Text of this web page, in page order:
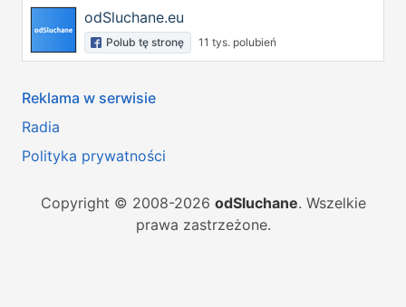
odSluchane.eu
Polub tę stronę 11 tys. polubień
Reklama w serwisie
Radia
Polityka prywatności
Copyright © 2008-2026 odSluchane. Wszelkie
prawa zastrzeżone.